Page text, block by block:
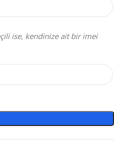
ise, kendinize ait bir imei